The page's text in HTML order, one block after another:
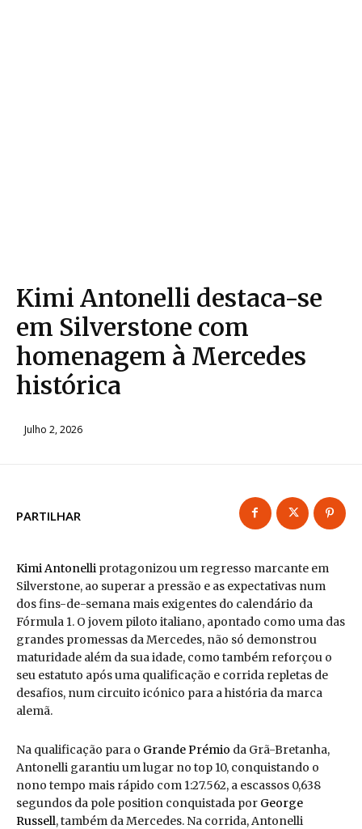
Kimi Antonelli destaca-se
em Silverstone com
homenagem à Mercedes
histórica
Julho 2, 2026
PARTILHAR
Kimi Antonelli protagonizou um regresso marcante em
Silverstone, ao superar a pressão e as expectativas num
dos fins-de-semana mais exigentes do calendário da
Fórmula 1. O jovem piloto italiano, apontado como uma das
grandes promessas da Mercedes, não só demonstrou
maturidade além da sua idade, como também reforçou o
seu estatuto após uma qualificação e corrida repletas de
desafios, num circuito icónico para a história da marca
alemã.
Na qualificação para o Grande Prémio da Grã-Bretanha,
Antonelli garantiu um lugar no top 10, conquistando o
nono tempo mais rápido com 1:27.562, a escassos 0,638
segundos da pole position conquistada por George
Russell, também da Mercedes. Na corrida, Antonelli